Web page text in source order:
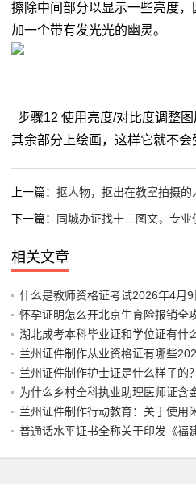
擦除中间部分以显示一些亮度
加一个带有发光光的幽灵。
步骤12 使用亮度/对比度调整
其余部分上绘画，这样它就不会
上一篇： 抠人物，抠出在教室拍摄的
下一篇： 同城办证找十三图文，专
相关文章
什么是教师资格证考试2026年4月9
湖北成考本科毕业证和学位证有什
兰州证件制作从业资格证有哪些
为什么乡村全科执业助理医师证含